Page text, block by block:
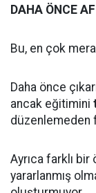
DAHA ÖNCE
Bu, en çok
Daha önce
ancak eğitimini
düzenlemeden
Ayrıca farklı
yararlanmış